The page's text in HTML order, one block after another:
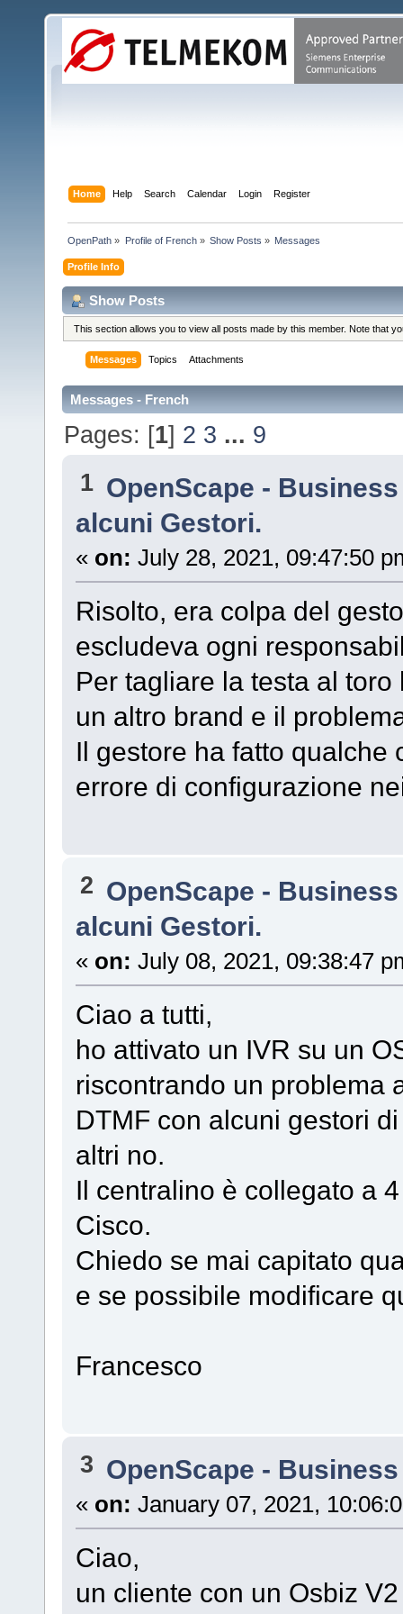
Home Help Search Calendar Login Register
OpenPath » Profile of French» Show Posts » Messages
Profile Info
Show Posts
This section allows you to view all posts made by this member. Note that
Messages Topics Attachments
Messages - French
Pages: [1] 2 3 ... 9
1 OpenScape - Business
alcuni Gestori.
« on: July 28, 2021, 09:47:50
Risolto, era colpa del
escludeva ogni
Per tagliare la testa al
un altro brand e il
Il gestore ha fatto qualche
errore di configurazione
2 OpenScape - Business
alcuni Gestori.
« on: July 08, 2021, 09:38:47
Ciao a tutti,
ho attivato un IVR su un
riscontrando un problema
DTMF con alcuni gestori
altri no.
Il centralino è collegato a
Cisco.
Chiedo se mai capitato
e se possibile modificare
Francesco
3 OpenScape - Business
« on: January 07, 2021,
Ciao,
un cliente con un Osbiz